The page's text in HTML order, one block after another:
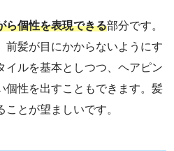
ら個性を表現できる部分です。
前髪が目にかからないようにす
イルを基本としつつ、ヘアピン
個性を出すこともできます。髪
とが望ましいです。